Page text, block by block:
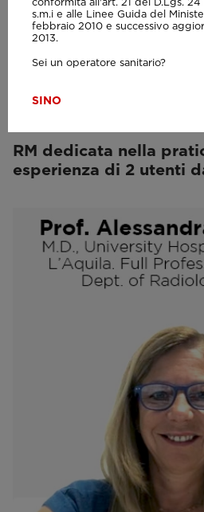
RM dedicata nella
esperienza di 2 utenti
s.m.i e alle Linee Guida del
febbraio 2010 e successivo
2013.
Sei un operatore sanitario?
SINO